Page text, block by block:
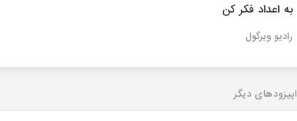
به اعداد فکر کن
رادیو ویرگول
اپیزودهای دیگر